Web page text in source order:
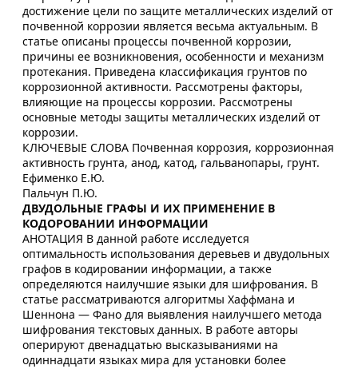
достижение цели по защите металлических изделий от
почвенной коррозии является весьма актуальным. В
статье описаны процессы почвенной коррозии,
причины ее возникновения, особенности и механизм
протекания. Приведена классификация грунтов по
коррозионной активности. Рассмотрены факторы,
влияющие на процессы коррозии. Рассмотрены
основные методы защиты металлических изделий от
коррозии.
КЛЮЧЕВЫЕ СЛОВА Почвенная коррозия, коррозионная
активность грунта, анод, катод, гальванопары, грунт.
Ефименко Е.Ю.
Пальчун П.Ю.
ДВУДОЛЬНЫЕ ГРАФЫ И ИХ ПРИМЕНЕНИЕ В
КОДОРОВАНИИ ИНФОРМАЦИИ
АНОТАЦИЯ В данной работе исследуется
оптимальность использования деревьев и двудольных
графов в кодировании информации, а также
определяются наилучшие языки для шифрования. В
статье рассматриваются алгоритмы Хаффмана и
Шеннона — Фано для выявления наилучшего метода
шифрования текстовых данных. В работе авторы
оперируют двенадцатью высказываниями на
одиннадцати языках мира для установки более